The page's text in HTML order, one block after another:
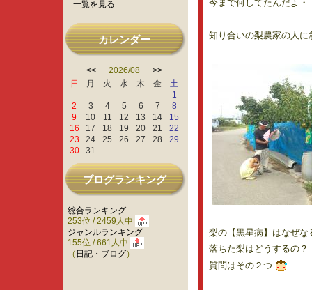
今まで何してたんだよ・
知り合いの梨農家の人
梨の【黒星病】はなぜな
落ちた梨はどうするの？
質問はその２つ
一覧を見る
カレンダー
<< 2026/08 >>
日
月 火 水 木 金
土
1
2
3 4 5 6 7
8
9
10 11 12 13 14
15
16
17 18 19 20 21
22
23
24 25 26 27 28
29
30
31
ブログランキング
総合ランキング
253位 / 2459人中
ジャンルランキング
155位 / 661人中
（ 日記・ブログ）